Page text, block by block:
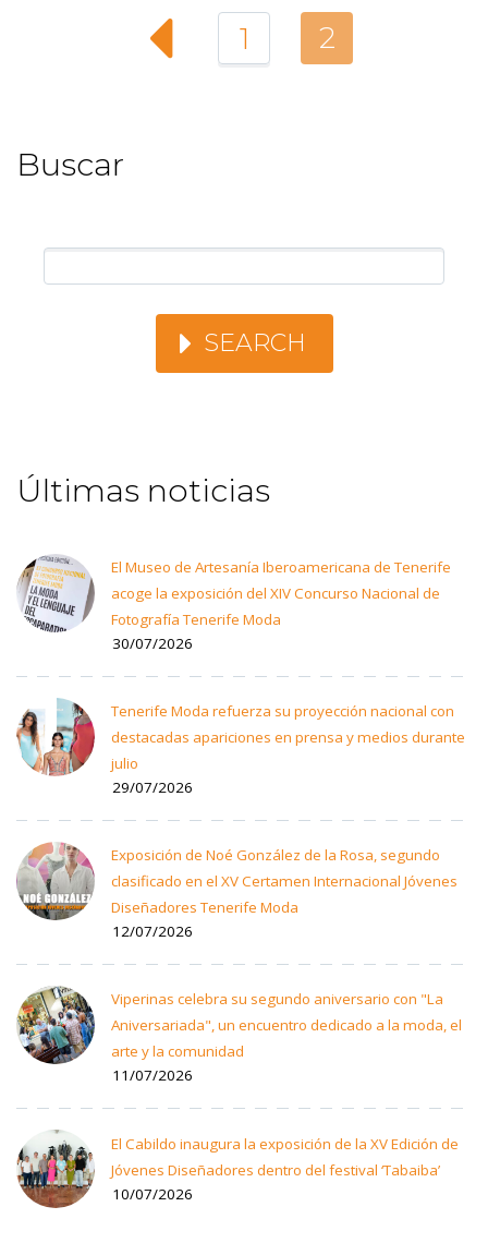
1 2
Buscar
SEARCH
Últimas noticias
El Museo de Artesanía Iberoamericana de Tenerife
acoge la exposición del XIV Concurso Nacional de
Fotografía Tenerife Moda
30/07/2026
Tenerife Moda refuerza su proyección nacional con
destacadas apariciones en prensa y medios durante
julio
29/07/2026
Exposición de Noé González de la Rosa, segundo
clasificado en el XV Certamen Internacional Jóvenes
Diseñadores Tenerife Moda
12/07/2026
Viperinas celebra su segundo aniversario con "La
Aniversariada", un encuentro dedicado a la moda, el
arte y la comunidad
11/07/2026
El Cabildo inaugura la exposición de la XV Edición de
Jóvenes Diseñadores dentro del festival ‘Tabaiba’
10/07/2026